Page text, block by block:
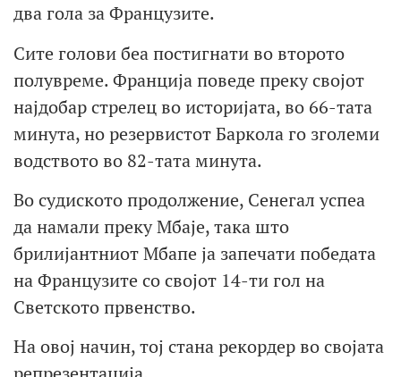
два гола за Французите.
Сите голови беа постигнати во второто
полувреме. Франција поведе преку својот
најдобар стрелец во историјата, во 66-тата
минута, но резервистот Баркола го зголеми
водството во 82-тата минута.
Во судиското продолжение, Сенегал успеа
да намали преку Мбаје, така што
брилијантниот Мбапе ја запечати победата
на Французите со својот 14-ти гол на
Светското првенство.
На овој начин, тој стана рекордер во својата